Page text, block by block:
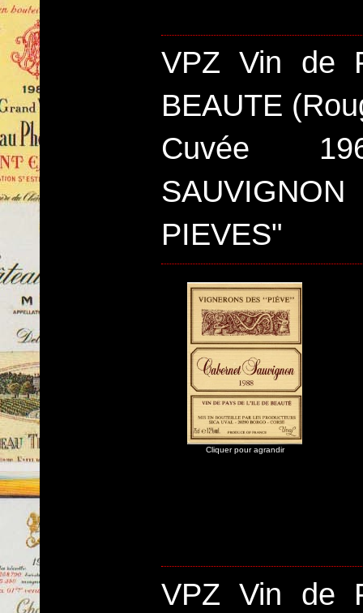
VPZ Vin de
BEAUTE
Cuvée
PIEVES"
Cliquer pour agrandir
VPZ Vin de